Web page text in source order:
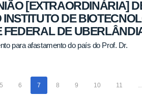
[EXTRAORDINÁRIA]
DE
FEDERAL DE
para afastamento do país do Prof. Dr.
5 6 7 8 9 10 11